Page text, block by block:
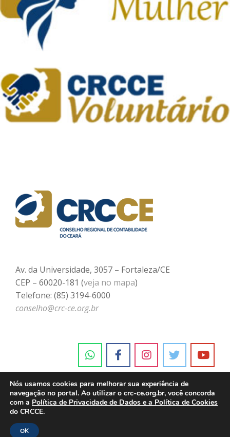
Av. da Universidade, 3057 – Fortaleza/CE
CEP – 60020-181 (veja no mapa)
Telefone: (85) 3194-6000
conselho@crc-ce.org.br
Nós usamos cookies para melhorar sua experiência de
navegação no portal. Ao utilizar o crc-ce.org.br, você concorda
com a Política de Privacidade de Dados e a Política de Cookies
do CRCCE.
OK